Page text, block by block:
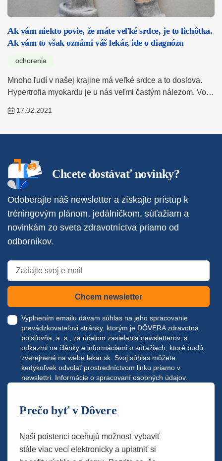
Ak vám niekto povie, že máte veľké srdce, je to lichôtka.
Ak vám to však oznámi váš lekár, ide o diagnózu
ochorenia
Mnoho ľudí v našej krajine má veľké srdce a to doslova.
Hypertrofia myokardu je u nás veľmi častým nálezom. Vo…
17.02.2021
Chcete dostávať novinky?
Odoberajte náš newsletter a získajte prístup k
tréningovým plánom, jedálničkom, súťažiam a
novinkám zo sveta zdravotníctva priamo od
odborníkov.
Chcem newsletter
Vyplnením emailu dávam súhlas na jeho spracovanie
prevádzkovateľovi stránky, ktorým je DÔVERA zdravotná
poisťovňa, a. s., za účelom zasielania newsletterov, s
odkazmi na články a informáciami o súťažiach, ktoré budú
zverejnené na webe lekar.sk. Svoj súhlas môžete
kedykoľvek odvolať prostredníctvom linku priamo v
newslettri. Informácie o spracovaní osobných údajov.
Prečo byť v Dôvere
Naši poistenci oceňujú možnosť vybaviť
stále viac vecí elektronicky a uplatniť si